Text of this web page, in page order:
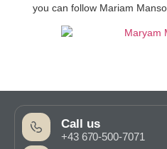
you can follow Mariam
Call us
+43 670-500-7071